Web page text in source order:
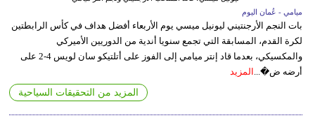
ميامي - عُمان اليوم
بات النجم الأرجنتيني ليونيل ميسي يوم الأربعاء أفضل هداف في كأس الرابطتين
لكرة القدم، المسابقة التي تجمع سنويا أندية من الدوريين الأميركي
والمكسيكي، بعدما قاد إنتر ميامي إلى الفوز على أتلتيكو سان لويس 4-2 على
أرضه ض�... المزيد
المزيد من التحقيقات السياحية